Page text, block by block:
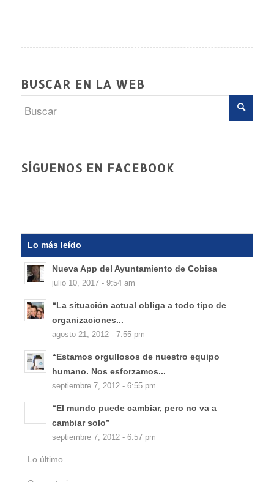
BUSCAR EN LA WEB
SÍGUENOS EN FACEBOOK
Lo más leído
Nueva App del Ayuntamiento de Cobisa
julio 10, 2017 - 9:54 am
“La situación actual obliga a todo tipo de
organizaciones...
agosto 21, 2012 - 7:55 pm
“Estamos orgullosos de nuestro equipo
humano. Nos esforzamos...
septiembre 7, 2012 - 6:55 pm
“El mundo puede cambiar, pero no va a
cambiar solo”
septiembre 7, 2012 - 6:57 pm
Lo último